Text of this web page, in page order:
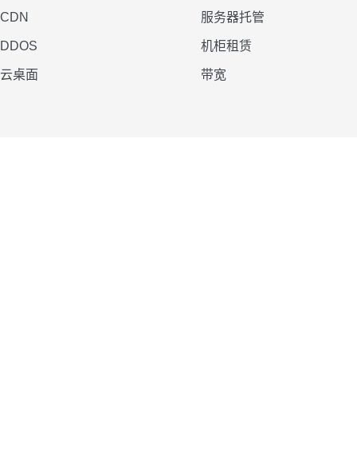
CDN
DDOS
云桌面
服务器托管
机柜租赁
带宽